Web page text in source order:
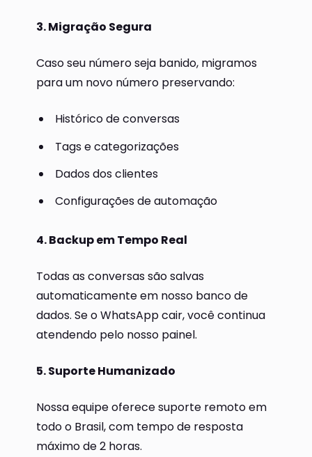
3. Migração Segura
Caso seu número seja banido, migramos
para um novo número preservando:
Histórico de conversas
Tags e categorizações
Dados dos clientes
Configurações de automação
4. Backup em Tempo Real
Todas as conversas são salvas
automaticamente em nosso banco de
dados. Se o WhatsApp cair, você continua
atendendo pelo nosso painel.
5. Suporte Humanizado
Nossa equipe oferece suporte remoto em
todo o Brasil, com tempo de resposta
máximo de 2 horas.